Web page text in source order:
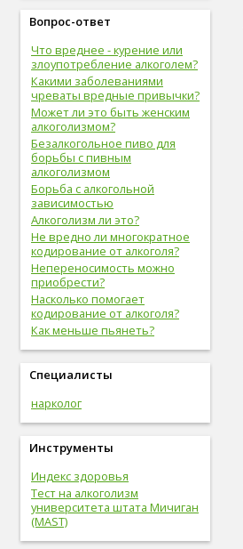
пищеварительная система (9)
спорт в большом городе (9)
дыхательная система (8)
вредные привычки (8)
беременность (8)
опорно-двигательная
система (8)
гигиена (8)
болезни желудочно-кишечного
тракта (8)
болезни опорно-двигательной
системы, травмы (8)
инфекционные болезни (8)
болезни органов дыхания (7)
урологические болезни (7)
мужские болезни (7)
антропометрия (7)
рот (7)
очки (7)
отбеливание зубов (7)
эндокринная система (7)
депрессия (7)
зависимость (7)
близорукость (6)
скрининг (6)
легкие (6)
сахар (6)
сигара (6)
холестерин (6)
Вопрос-ответ
Что вреднее - курение или
злоупотребление алкоголем?
Какими заболеваниями
чреваты вредные привычки?
Может ли это быть женским
алкоголизмом?
Безалкогольное пиво для
борьбы с пивным
алкоголизмом
Борьба с алкогольной
зависимостью
Алкоголизм ли это?
Не вредно ли многократное
кодирование от алкоголя?
Непереносимость можно
приобрести?
Насколько помогает
кодирование от алкоголя?
Как меньше пьянеть?
Специалисты
нарколог
Инструменты
Индекс здоровья
Тест на алкоголизм
университета штата Мичиган
(MAST)